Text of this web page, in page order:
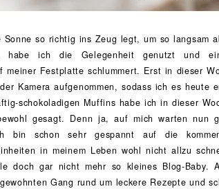
so richtig ins Zeug legt, um so langsam
habe ich die Gelegenheit genutzt und
meiner Festplatte schlummert. Erst in dieser
Kamera aufgenommen, sodass ich es heute
schokoladigen Muffins habe ich in dieser
gesagt. Denn ja, auf mich warten nun
bin schon sehr gespannt auf die
in meinem Leben wohl nicht allzu
doch gar nicht mehr so kleines Blog-Baby.
Gang rund um leckere Rezepte und